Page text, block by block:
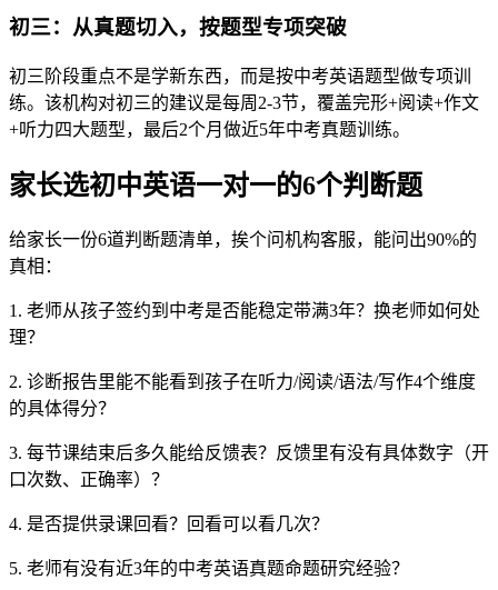
初三：从真题切入，按题型专项突破
初三阶段重点不是学新东西，而是按中考英语题型做专项训
练。该机构对初三的建议是每周2-3节，覆盖完形+阅读+作文
+听力四大题型，最后2个月做近5年中考真题训练。
家长选初中英语一对一的6个判断题
给家长一份6道判断题清单，挨个问机构客服，能问出90%的
真相：
1. 老师从孩子签约到中考是否能稳定带满3年？换老师如何处
理？
2. 诊断报告里能不能看到孩子在听力/阅读/语法/写作4个维度
的具体得分？
3. 每节课结束后多久能给反馈表？反馈里有没有具体数字（开
口次数、正确率）？
4. 是否提供录课回看？回看可以看几次？
5. 老师有没有近3年的中考英语真题命题研究经验？